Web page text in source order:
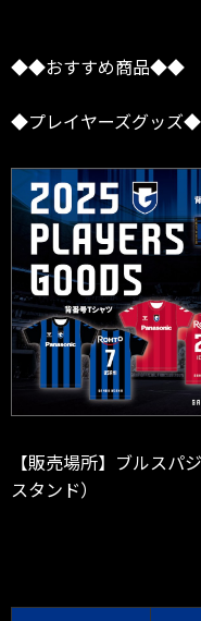
◆◆おすすめ商品◆◆
◆プレイヤーズグッズ◆
【販売場所】ブルスパ
スタンド）